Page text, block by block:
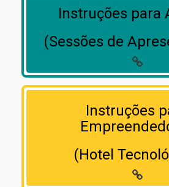
Instruções para
(Sessões de
Instruções
(Hotel